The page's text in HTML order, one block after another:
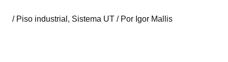
k
n
a
/ Piso industrial , Sistema UT/ Por Igor Mallis